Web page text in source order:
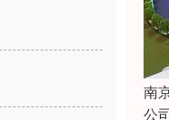
南
公